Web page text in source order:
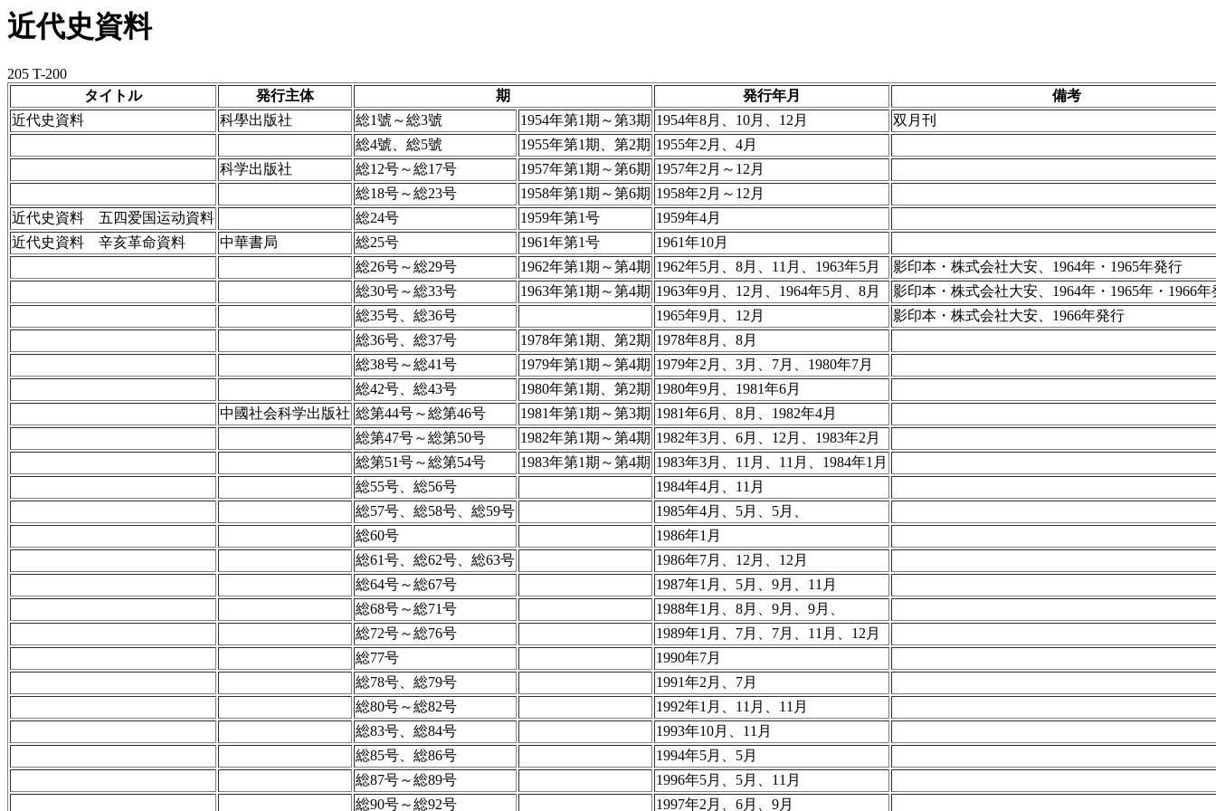
近代史資料
205 T-200
タイトル
発行主体 期 発行年月
備考
近代史資料
科學出版社 総1號～総3號 1954年第1期～第3期 1954年8月、10月、12月
双月刊
総4號、総5號
1955年第1期、第2期 1955年2月、4月
科学出版社
総12号～総17号 1957年第1期～第6期 1957年2月～12月
総18号～総23号
1958年第1期～第6期 1958年2月～12月
近代史資料 五四爱国运动資料
総24号 1959年第1号
1959年4月
近代史資料 辛亥革命資料
中華書局 総25号 1961年第1号
1961年10月
総26号～総29号
1962年第1期～第4期 1962年5月、8月、11月、1963年5月
影印本・株式会社大安、1964年・1965年発行
総30号～総33号
1963年第1期～第4期 1963年9月、12月、1964年5月、8月
影印本・株式会社大安、1964年・1965年・1966年
総35号、総36号
1965年9月、12月
影印本・株式会社大安、1966年発行
総36号、総37号
1978年第1期、第2期 1978年8月、8月
総38号～総41号
1979年第1期～第4期 1979年2月、3月、7月、1980年7月
総42号、総43号
1980年第1期、第2期 1980年9月、1981年6月
中國社会科学出版社 総第44号～総第46号 1981年第1期～第3期 1981年6月、8月、1982年4月
総第47号～総第50号
1982年第1期～第4期 1982年3月、6月、12月、1983年2月
総第51号～総第54号
1983年第1期～第4期 1983年3月、11月、11月、1984年1月
総55号、総56号
1984年4月、11月
総57号、総58号、総59号
1985年4月、5月、5月、
総60号
1986年1月
総61号、総62号、総63号
1986年7月、12月、12月
総64号～総67号
1987年1月、5月、9月、11月
総68号～総71号
1988年1月、8月、9月、9月、
総72号～総76号
1989年1月、7月、7月、11月、12月
総77号
1990年7月
総78号、総79号
1991年2月、7月
総80号～総82号
1992年1月、11月、11月
総83号、総84号
1993年10月、11月
総85号、総86号
1994年5月、5月
総87号～総89号
1996年5月、5月、11月
総90号～総92号
1997年2月、6月、9月